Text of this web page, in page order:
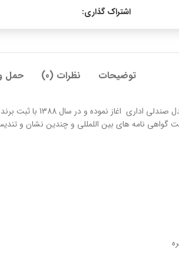
اشتراک گذاری:
توضیحات نظرات (0) حمل
گواهی نامه های بین اللمللی و چندین نشان و